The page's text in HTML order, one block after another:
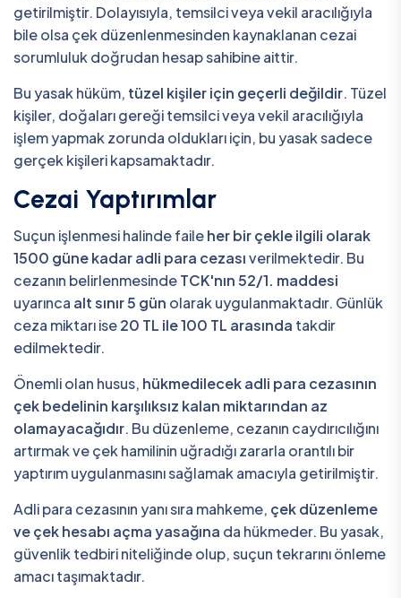
getirilmiştir. Dolayısıyla, temsilci veya vekil aracılığıyla
bile olsa çek düzenlenmesinden kaynaklanan cezai
sorumluluk doğrudan hesap sahibine aittir.
Bu yasak hüküm, tüzel kişiler için geçerli değildir. Tüzel
kişiler, doğaları gereği temsilci veya vekil aracılığıyla
işlem yapmak zorunda oldukları için, bu yasak sadece
gerçek kişileri kapsamaktadır.
Cezai Yaptırımlar
Suçun işlenmesi halinde faileher bir çekle ilgili olarak
1500 güne kadar adli para cezasıverilmektedir. Bu
cezanın belirlenmesindeTCK'nın 52/1. maddesi
uyarınca alt sınır 5 gün olarak uygulanmaktadır. Günlük
ceza miktarı ise20 TL ile 100 TL arasında takdir
edilmektedir.
Önemli olan husus, hükmedilecek adli para cezasının
çek bedelinin karşılıksız kalan miktarından az
olamayacağıdır. Bu düzenleme, cezanın caydırıcılığını
artırmak ve çek hamilinin uğradığı zararla orantılı bir
yaptırım uygulanmasını sağlamak amacıyla getirilmiştir.
Adli para cezasının yanı sıra mahkeme, çek düzenleme
ve çek hesabı açma yasağına da hükmeder. Bu yasak,
güvenlik tedbiri niteliğinde olup, suçun tekrarını önleme
amacı taşımaktadır.